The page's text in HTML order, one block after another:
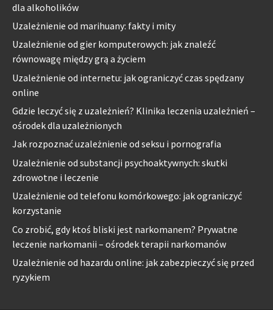
dla alkoholików
Uzależnienie od marihuany: fakty i mity
Uzależnienie od gier komputerowych: jak znaleźć
równowagę między grą a życiem
Uzależnienie od internetu: jak ograniczyć czas spędzany
online
Gdzie leczyć się z uzależnień? Klinika leczenia uzależnień –
ośrodek dla uzależnionych
Jak rozpoznać uzależnienie od seksu i pornografia
Uzależnienie od substancji psychoaktywnych: skutki
zdrowotne i leczenie
Uzależnienie od telefonu komórkowego: jak ograniczyć
korzystanie
Co zrobić, gdy ktoś bliski jest narkomanem? Prywatne
leczenie narkomanii – ośrodek terapii narkomanów
Uzależnienie od hazardu online: jak zabezpieczyć się przed
ryzykiem